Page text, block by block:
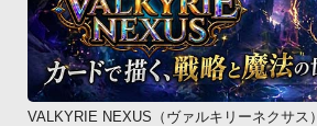
VALKYRIE NEXUS（ヴァルキリーネクサス）